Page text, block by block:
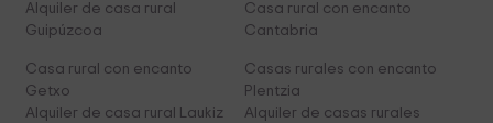
Alquiler de casa rural
Guipúzcoa
Casa rural con encanto
Cantabria
Casa rural con encanto
Getxo
Casas rurales con encanto
Plentzia
Alquiler de casa rural Laukiz
Alquiler de casas rurales